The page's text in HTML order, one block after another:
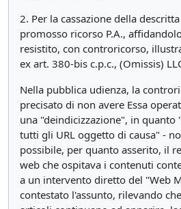
2. Per la cassazione della
promosso ricorso P.A.,
resistito, con controricorso,
ex art. 380-bis c.p.c., (Omissis)
Nella pubblica udienza, la
precisato di non avere Essa
una "deindicizzazione", in
tutti gli URL oggetto di causa" -
possibile, per quanto asserito, il
web che ospitava i contenuti
a un intervento diretto del "Web
contestato l'assunto, rilevando